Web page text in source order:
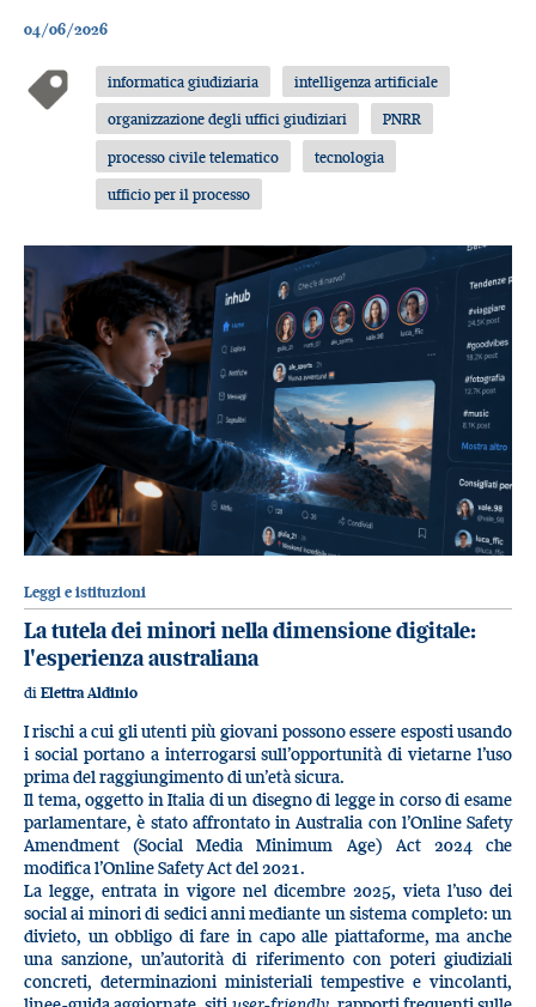
04/06/2026
informatica giudiziaria
intelligenza artificiale
organizzazione degli uffici giudiziari
PNRR
processo civile telematico
tecnologia
ufficio per il processo
Leggi e istituzioni
La tutela dei minori nella dimensione digitale:
l'esperienza australiana
di Elettra Aldinio
I rischi a cui gli utenti più giovani possono essere esposti usando
i social portano a interrogarsi sull’opportunità di vietarne l’uso
prima del raggiungimento di un’età sicura.
Il tema, oggetto in Italia di un disegno di legge in corso di esame
parlamentare, è stato affrontato in Australia con l’Online Safety
Amendment (Social Media Minimum Age) Act 2024 che
modifica l’Online Safety Act del 2021.
La legge, entrata in vigore nel dicembre 2025, vieta l’uso dei
social ai minori di sedici anni mediante un sistema completo: un
divieto, un obbligo di fare in capo alle piattaforme, ma anche
una sanzione, un’autorità di riferimento con poteri giudiziali
concreti, determinazioni ministeriali tempestive e vincolanti,